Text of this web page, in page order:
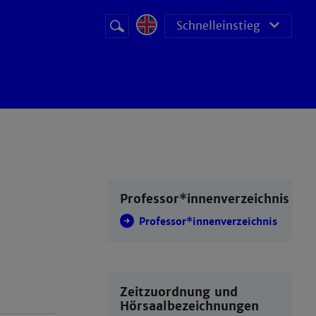
Suchbegriff
Suche
starten
Schnelleinstieg
Professor*innenverzeichnis
Professor*innenverzeichnis
Zeitzuordnung und
Hörsaalbezeichnungen